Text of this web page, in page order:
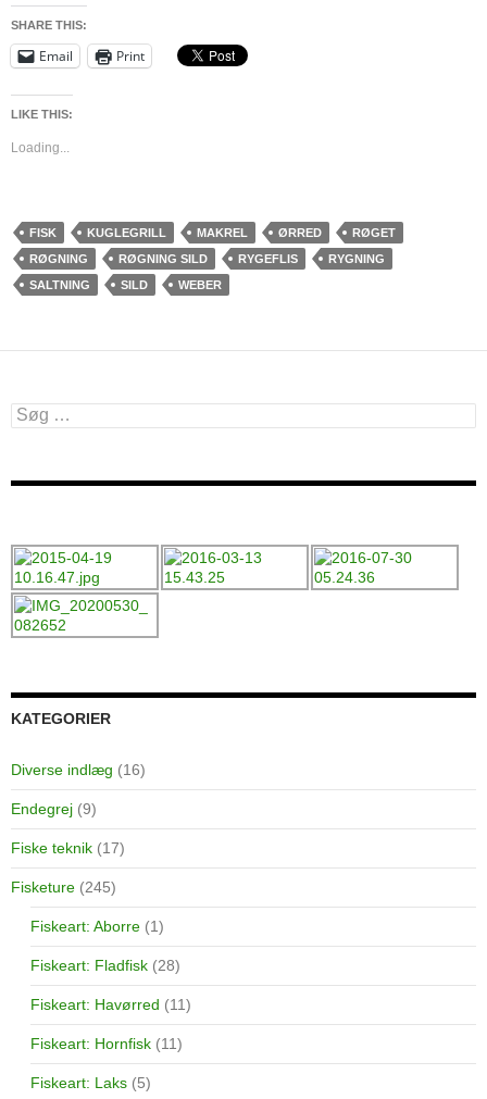
SHARE THIS:
Email Print
LIKE THIS:
Loading...
FISK KUGLEGRILL MAKREL ØRRED
RØGET
RØGNING
RØGNING SILD RYGEFLIS
RYGNING
SALTNING
SILD WEBER
Søg
efter:
KATEGORIER
Diverse indlæg (16)
Endegrej (9)
Fiske teknik (17)
Fisketure (245)
Fiskeart: Aborre (1)
Fiskeart: Fladfisk (28)
Fiskeart: Havørred (11)
Fiskeart: Hornfisk (11)
Fiskeart: Laks (5)